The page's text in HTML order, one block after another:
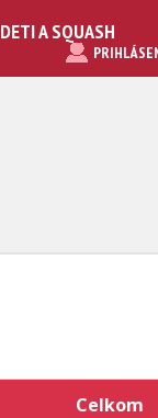
DETI A SQUASH
Celkom